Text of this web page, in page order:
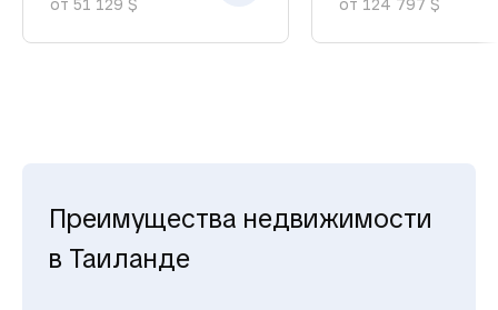
от 51 129 $ от 124 797 $
Преимущества недвижимости
в Таиланде